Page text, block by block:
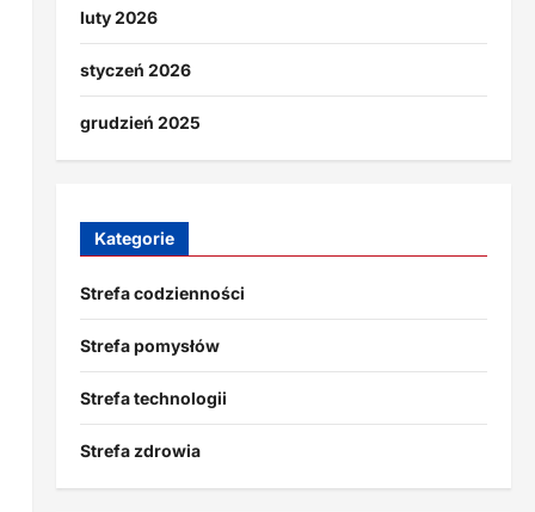
luty 2026
styczeń 2026
grudzień 2025
Kategorie
Strefa codzienności
Strefa pomysłów
Strefa technologii
Strefa zdrowia